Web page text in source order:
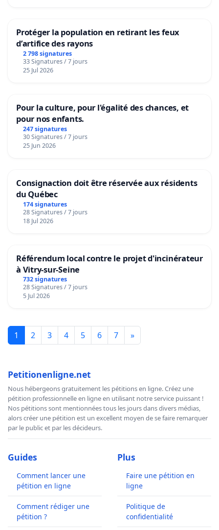
Protéger la population en retirant les feux
d’artifice des rayons
2 798 signatures
33 Signatures / 7 jours
25 Jul 2026
Pour la culture, pour l'égalité des chances, et
pour nos enfants.
247 signatures
30 Signatures / 7 jours
25 Jun 2026
Consignaction doit être réservée aux résidents
du Québec
174 signatures
28 Signatures / 7 jours
18 Jul 2026
Référendum local contre le projet d'incinérateur
à Vitry-sur-Seine
732 signatures
28 Signatures / 7 jours
5 Jul 2026
1 2 3 4 5 6 7 »
Petitionenligne.net
Nous hébergeons gratuitement les pétitions en ligne. Créez une
pétition professionnelle en ligne en utilisant notre service puissant !
Nos pétitions sont mentionnées tous les jours dans divers médias,
alors créer une pétition est un excellent moyen de se faire remarquer
par le public et par les décideurs.
Guides
Comment lancer une
pétition en ligne
Comment rédiger une
pétition ?
Plus
Faire une pétition en
ligne
Politique de
confidentialité